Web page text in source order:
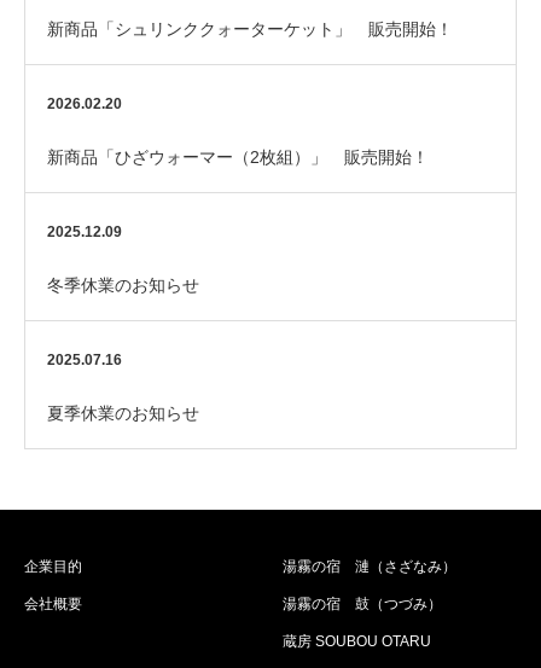
新商品「シュリンククォーターケット」 販売開始！
2026.02.20
新商品「ひざウォーマー（2枚組）」 販売開始！
2025.12.09
冬季休業のお知らせ
2025.07.16
夏季休業のお知らせ
企業目的
会社概要
湯霧の宿 漣（さざなみ）
湯霧の宿 鼓（つづみ）
蔵房 SOUBOU OTARU